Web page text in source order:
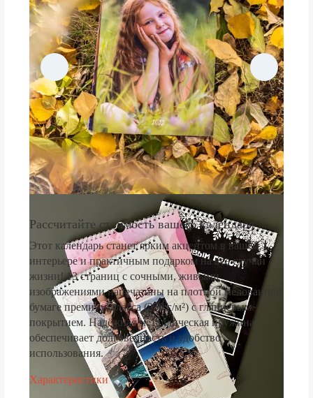
Рассчитайте стоимость вашего календаря
Этот календарь станет ярким акцентом в вашем
интерьере и практичным подарком на все случаи
жизни! 13 страниц с сочными, живыми
изображениями напечатаны на плотной мелованной
бумаге премиум-класса (250 г/м²) с глянцевым
покрытием. Надёжная металлическая пружина
обеспечивает долговечность и удобство
использования.
Характеристики